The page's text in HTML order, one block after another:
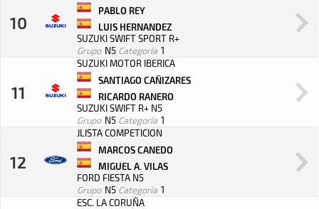
10
PABLO REY
LUIS HERNANDEZ
SUZUKI SWIFT SPORT R+
Grupo N5 Categoría 1
11
SUZUKI MOTOR IBERICA
SANTIAGO CAÑIZARES
RICARDO RANERO
SUZUKI SWIFT R+ N5
Grupo N5 Categoría 1
12
JLISTA COMPETICION
MARCOS CANEDO
MIGUEL A. VILAS
FORD FIESTA N5
Grupo N5 Categoría 1
ESC. LA CORUÑA